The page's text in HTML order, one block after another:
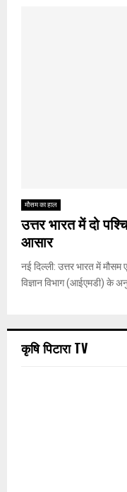
मौसम का हाल
उत्तर भारत में दो
आसार
नई दिल्ली: उत्तर भारत में
विज्ञान विभाग (आईएमडी) के
कृषि पिटारा TV